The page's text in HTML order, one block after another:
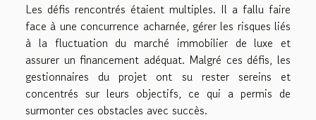
Les défis rencontrés étaient multiples. Il a fallu faire
face à une concurrence acharnée, gérer les risques liés
à la fluctuation du marché immobilier de luxe et
assurer un financement adéquat. Malgré ces défis, les
gestionnaires du projet ont su rester sereins et
concentrés sur leurs objectifs, ce qui a permis de
surmonter ces obstacles avec succès.